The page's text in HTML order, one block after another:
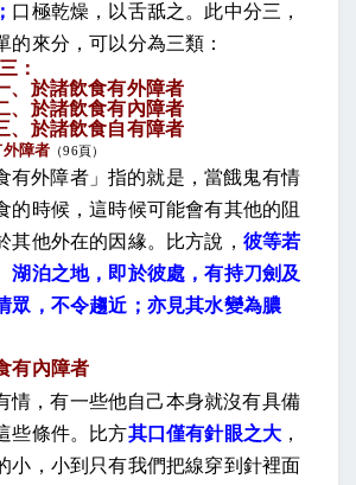
口極乾燥，以舌舐之。此中分三，
的來分，可以分為三類：
：
、於諸飲食有外障者
、於諸飲食有內障者
、於諸飲食自有障者
障者 （96頁）
有外障者」指的就是，當餓鬼有情
的時候，這時候可能會有其他的阻
其他外在的因緣。比方說， 彼等若
湖泊之地，即於彼處，有持刀劍及
眾，不令趨近；亦見其水變為膿
有內障者
情，有一些他自己本身就沒有具備
些條件。比方其口僅有針眼之大 ，
小，小到只有我們把線穿到針裡面